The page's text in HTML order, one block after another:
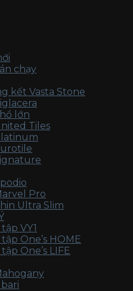
chạy
kết Vasta Stone
lớn
Tiles
Pro
Ultra Slim
VY1
One’s HOME
One’s LIFE